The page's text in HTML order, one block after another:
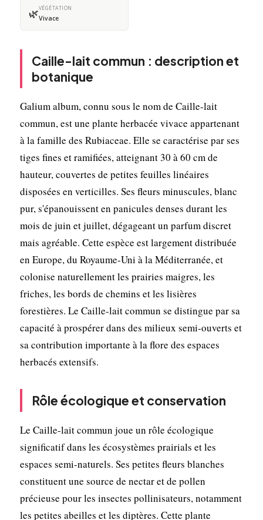
🌿VÉGÉTATION
Vivace
Caille-lait commun : description et
botanique
Galium album, connu sous le nom de Caille-lait
commun, est une plante herbacée vivace appartenant
à la famille des Rubiaceae. Elle se caractérise par ses
tiges fines et ramifiées, atteignant 30 à 60 cm de
hauteur, couvertes de petites feuilles linéaires
disposées en verticilles. Ses fleurs minuscules, blanc
pur, s'épanouissent en panicules denses durant les
mois de juin et juillet, dégageant un parfum discret
mais agréable. Cette espèce est largement distribuée
en Europe, du Royaume-Uni à la Méditerranée, et
colonise naturellement les prairies maigres, les
friches, les bords de chemins et les lisières
forestières. Le Caille-lait commun se distingue par sa
capacité à prospérer dans des milieux semi-ouverts et
sa contribution importante à la flore des espaces
herbacés extensifs.
Rôle écologique et conservation
Le Caille-lait commun joue un rôle écologique
significatif dans les écosystèmes prairials et les
espaces semi-naturels. Ses petites fleurs blanches
constituent une source de nectar et de pollen
précieuse pour les insectes pollinisateurs, notamment
les petites abeilles et les diptères. Cette plante